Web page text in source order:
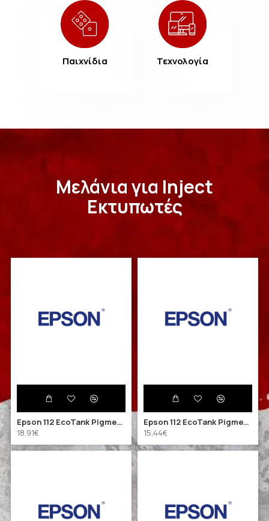
Παιχνίδια Τεχνολογία
Μελάνια για Inject
Εκτυπωτές
Epson 112 EcoTank Pigment Black ink bottle (C13T06C14A) (EPST06C14A)
18,91€
Epson 112 EcoTank Pigment Cyan ink bottle (C13T06C24A) (EPST06C24A)
15,44€